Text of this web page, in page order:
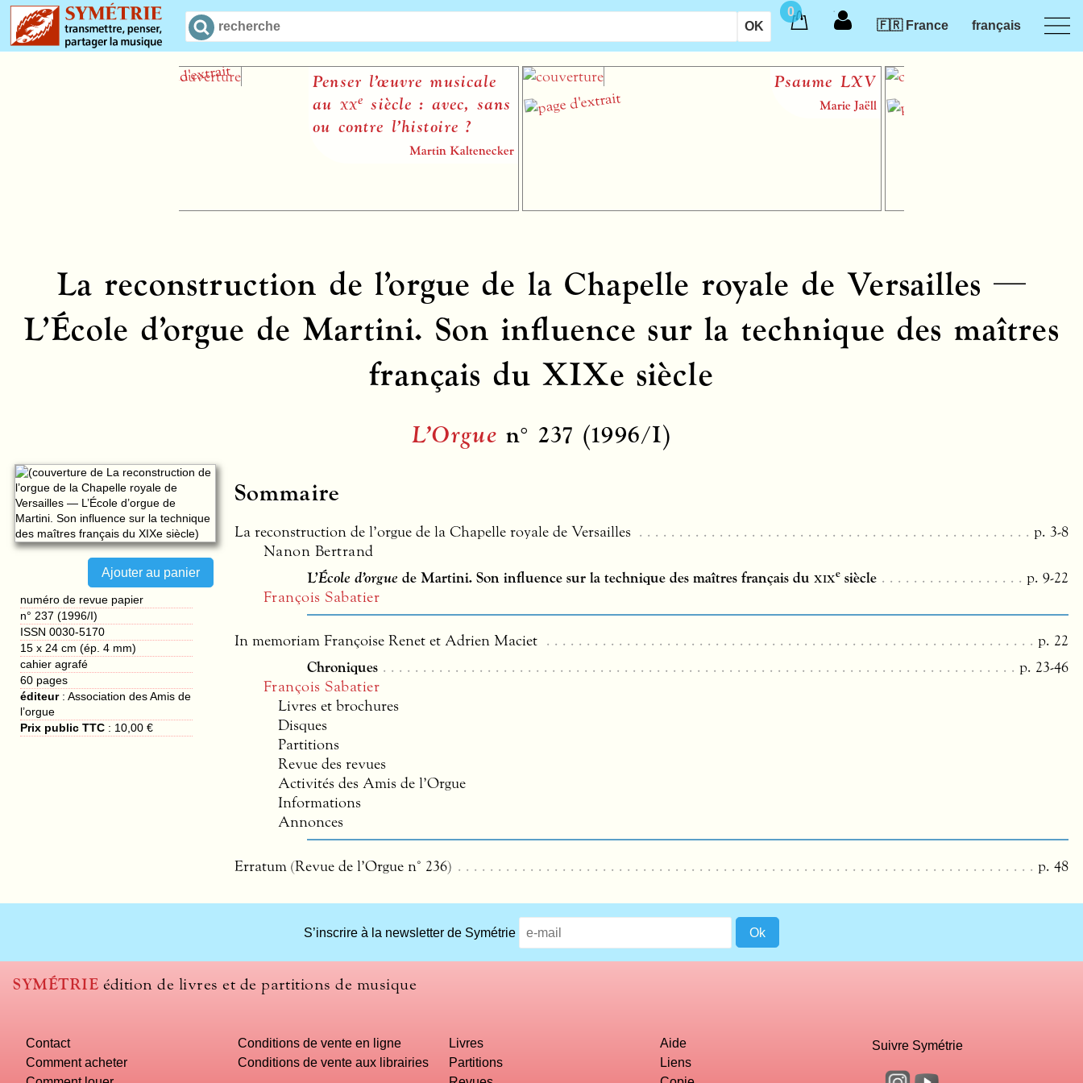
0
🇫🇷 France
français
Penser l’œuvre musicale
auxx siècle : avec, sans
ou contre l’histoire ?
Martin Kaltenecker
PsaumeLXV
Marie Jaëll
La reconstruction de l’orgue de la Chapelle royale de Versailles —
L’École d’orgue de Martini. Son influence sur la technique des maîtres
français du XIXe siècle
L’Orgue n° 237 (1996/I)
numéro de revue papier
n° 237 (1996/I)
ISSN 0030-5170
15 x 24 cm (ép. 4 mm)
cahier agrafé
60 pages
éditeur:Association des Amis de
l’orgue
Prix public TTC : 10,00 €
Sommaire
La reconstruction de l’orgue de la Chapelle royale de Versailles
p. 3-8
Nanon Bertrand
L’École d’orgue de Martini. Son influence sur la technique des maîtres français du xixe siècle
p. 9-22
François Sabatier
In memoriam Françoise Renet et Adrien Maciet
p. 22
Chroniques
p. 23-46
François Sabatier
Livres et brochures
Disques
Partitions
Revue des revues
Activités des Amis de l’Orgue
Informations
Annonces
Erratum (Revue de l’Orgue n° 236) p. 48
S’inscrire à la newsletter de Symétrie
SYMÉTRIE édition de livres et de partitions de musique
Contact
Comment acheter
Conditions de vente en ligne
Conditions de vente aux librairies
Livres
Partitions
Aide
Liens
Suivre Symétrie